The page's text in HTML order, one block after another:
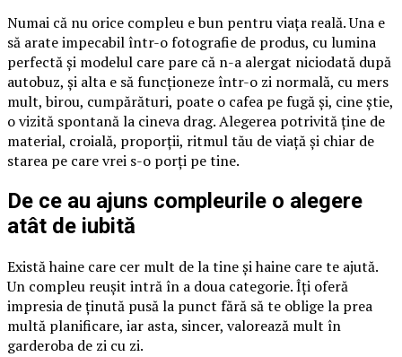
Numai că nu orice compleu e bun pentru viața reală. Una e
să arate impecabil într-o fotografie de produs, cu lumina
perfectă și modelul care pare că n-a alergat niciodată după
autobuz, și alta e să funcționeze într-o zi normală, cu mers
mult, birou, cumpărături, poate o cafea pe fugă și, cine știe,
o vizită spontană la cineva drag. Alegerea potrivită ține de
material, croială, proporții, ritmul tău de viață și chiar de
starea pe care vrei s-o porți pe tine.
De ce au ajuns compleurile o alegere
atât de iubită
Există haine care cer mult de la tine și haine care te ajută.
Un compleu reușit intră în a doua categorie. Îți oferă
impresia de ținută pusă la punct fără să te oblige la prea
multă planificare, iar asta, sincer, valorează mult în
garderoba de zi cu zi.